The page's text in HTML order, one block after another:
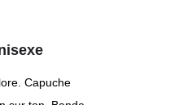
Capuche